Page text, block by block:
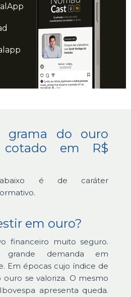
grama do ouro
em R$
é de caráter
em ouro?
financeiro muito seguro.
grande demanda em
Em épocas cujo índice de
ouro se valoriza. O mesmo
apresenta queda.